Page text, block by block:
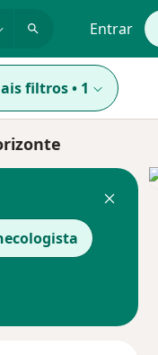
Entrar
filtros• 1